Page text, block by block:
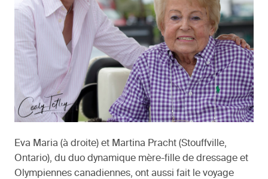
Eva Maria (à droite) et Martina Pracht (Stouffville,
Ontario), du duo dynamique mère-fille de dressage et
Olympiennes canadiennes, ont aussi fait le voyage